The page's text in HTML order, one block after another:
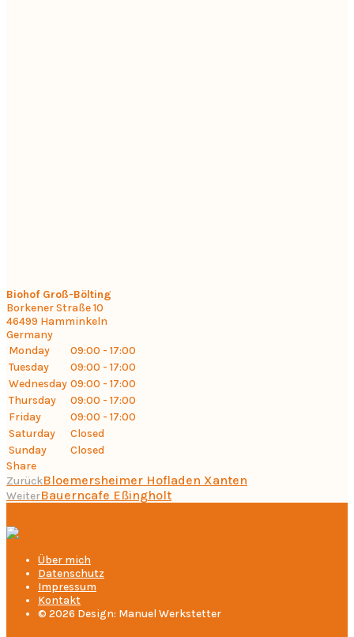
Biohof Groß-Bölting
Borkener Straße 10
46499 Hamminkeln
Germany
Monday
09:00 - 17:00
Tuesday
09:00 - 17:00
Wednesday 09:00 - 17:00
Thursday
09:00 - 17:00
Friday
09:00 - 17:00
Saturday
Closed
Sunday
Closed
Share
ZurückBloemersheimer Hofladen Xanten
WeiterBauerncafe Eßingholt
Über mich
Datenschutz
Impressum
Kontakt
© 2026 Design: Manuel Werkstetter